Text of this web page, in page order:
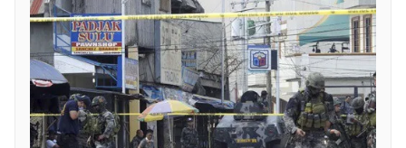
VTV4 Vươn mình bằng AI
VTV9 VTV8
Liên hệ tòa soạn English